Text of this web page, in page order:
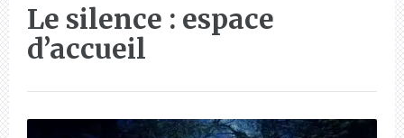
Le silence : espace
d’accueil